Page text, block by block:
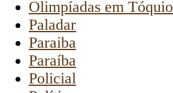
Olimpíadas em Tóquio
Paladar
Paraiba
Paraíba
Policial